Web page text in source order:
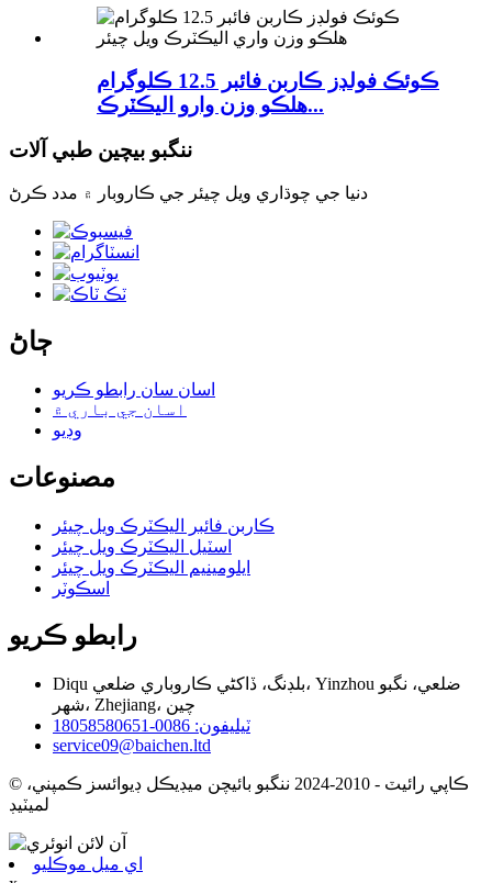
ڪوئڪ فولڊز ڪاربن فائبر 12.5 ڪلوگرام
هلڪو وزن وارو اليڪٽرڪ...
ننگبو بيچين طبي آلات
دنيا جي چوڌاري ويل چيئر جي ڪاروبار ۾ مدد ڪرڻ
ڄاڻ
اسان سان رابطو ڪريو
اسان جي باري ۾
وڊيو
مصنوعات
ڪاربن فائبر اليڪٽرڪ ويل چيئر
اسٽيل اليڪٽرڪ ويل چيئر
ايلومينيم اليڪٽرڪ ويل چيئر
اسڪوٽر
رابطو ڪريو
Diqu بلڊنگ، ڏاکڻي ڪاروباري ضلعي، Yinzhou ضلعي، نگبو
شهر، Zhejiang، چين
ٽيليفون: 0086-18058580651
service09@baichen.ltd
© ڪاپي رائيٽ - 2010-2024 ننگبو بائيچن ميڊيڪل ڊيوائسز ڪمپني،
لميٽيڊ
اي ميل موڪليو